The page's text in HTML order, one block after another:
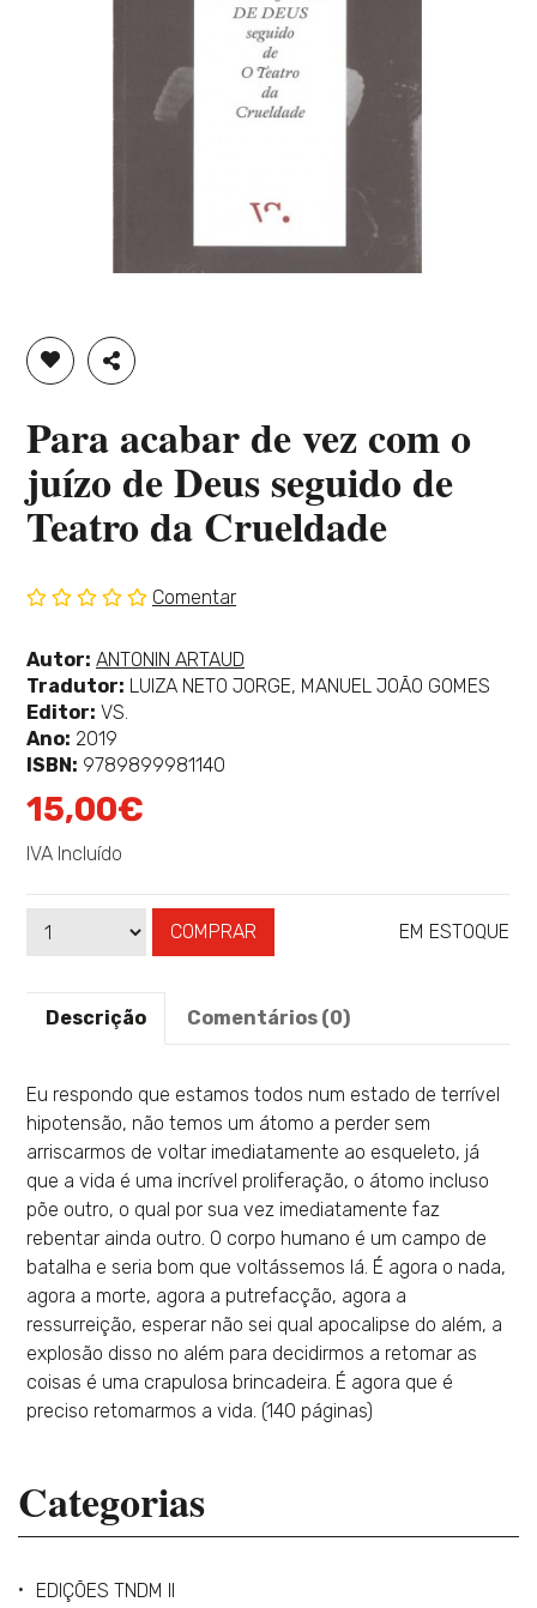
ADICIONAR À LISTA DE DESEJOS
PARTILHAR
Para acabar de vez com o
juízo de Deus seguido de
Teatro da Crueldade
classificação
Comentar
Autor: Ver
mais
sobre
ANTONIN ARTAUD
Tradutor: LUIZA NETO JORGE, MANUEL JOÃO GOMES
Editor: VS.
Ano: 2019
ISBN: 9789899981140
15,00€
IVA Incluído
Qtd COMPRAR
Disponibilidade: EM ESTOQUE
Descrição Comentários (0)
Eu respondo que estamos todos num estado de terrível
hipotensão, não temos um átomo a perder sem
arriscarmos de voltar imediatamente ao esqueleto, já
que a vida é uma incrível proliferação, o átomo incluso
põe outro, o qual por sua vez imediatamente faz
rebentar ainda outro. O corpo humano é um campo de
batalha e seria bom que voltássemos lá. É agora o nada,
agora a morte, agora a putrefacção, agora a
ressurreição, esperar não sei qual apocalipse do além, a
explosão disso no além para decidirmos a retomar as
coisas é uma crapulosa brincadeira. É agora que é
preciso retomarmos a vida. (140 páginas)
Categorias
EDIÇÕES TNDM II